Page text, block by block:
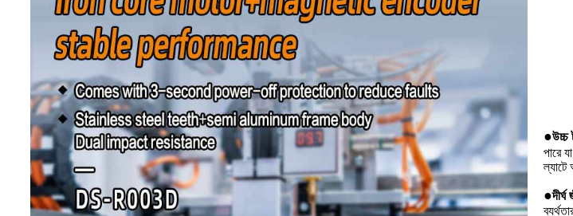
●উচ্চ
পারে
●